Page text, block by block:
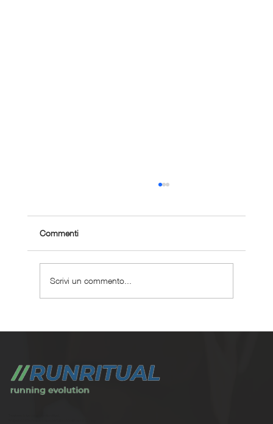
Commenti
Scrivi un commento...